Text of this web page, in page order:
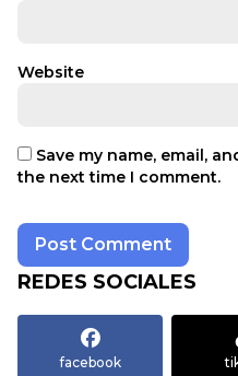
Website
Save my name, email,
the next time I comment.
REDES SOCIALES
facebook